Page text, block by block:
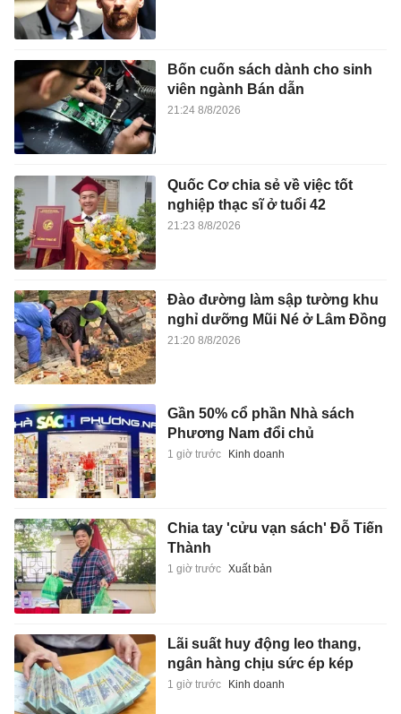
Bốn cuốn sách dành cho sinh
viên ngành Bán dẫn
21:24 8/8/2026
Quốc Cơ chia sẻ về việc tốt
nghiệp thạc sĩ ở tuổi 42
21:23 8/8/2026
Đào đường làm sập tường khu
nghỉ dưỡng Mũi Né ở Lâm Đồng
21:20 8/8/2026
Gần 50% cổ phần Nhà sách
Phương Nam đổi chủ
1 giờ trước Kinh doanh
Chia tay 'cửu vạn sách' Đỗ Tiến
Thành
1 giờ trước Xuất bản
Lãi suất huy động leo thang,
ngân hàng chịu sức ép kép
1 giờ trước Kinh doanh